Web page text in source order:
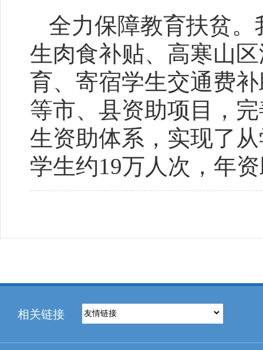
全力保障教育扶贫
生肉食补贴、高寒山
育、寄宿学生交通费
等市、县资助项目，
生资助体系，实现了
学生约19万人次，年
相关链接